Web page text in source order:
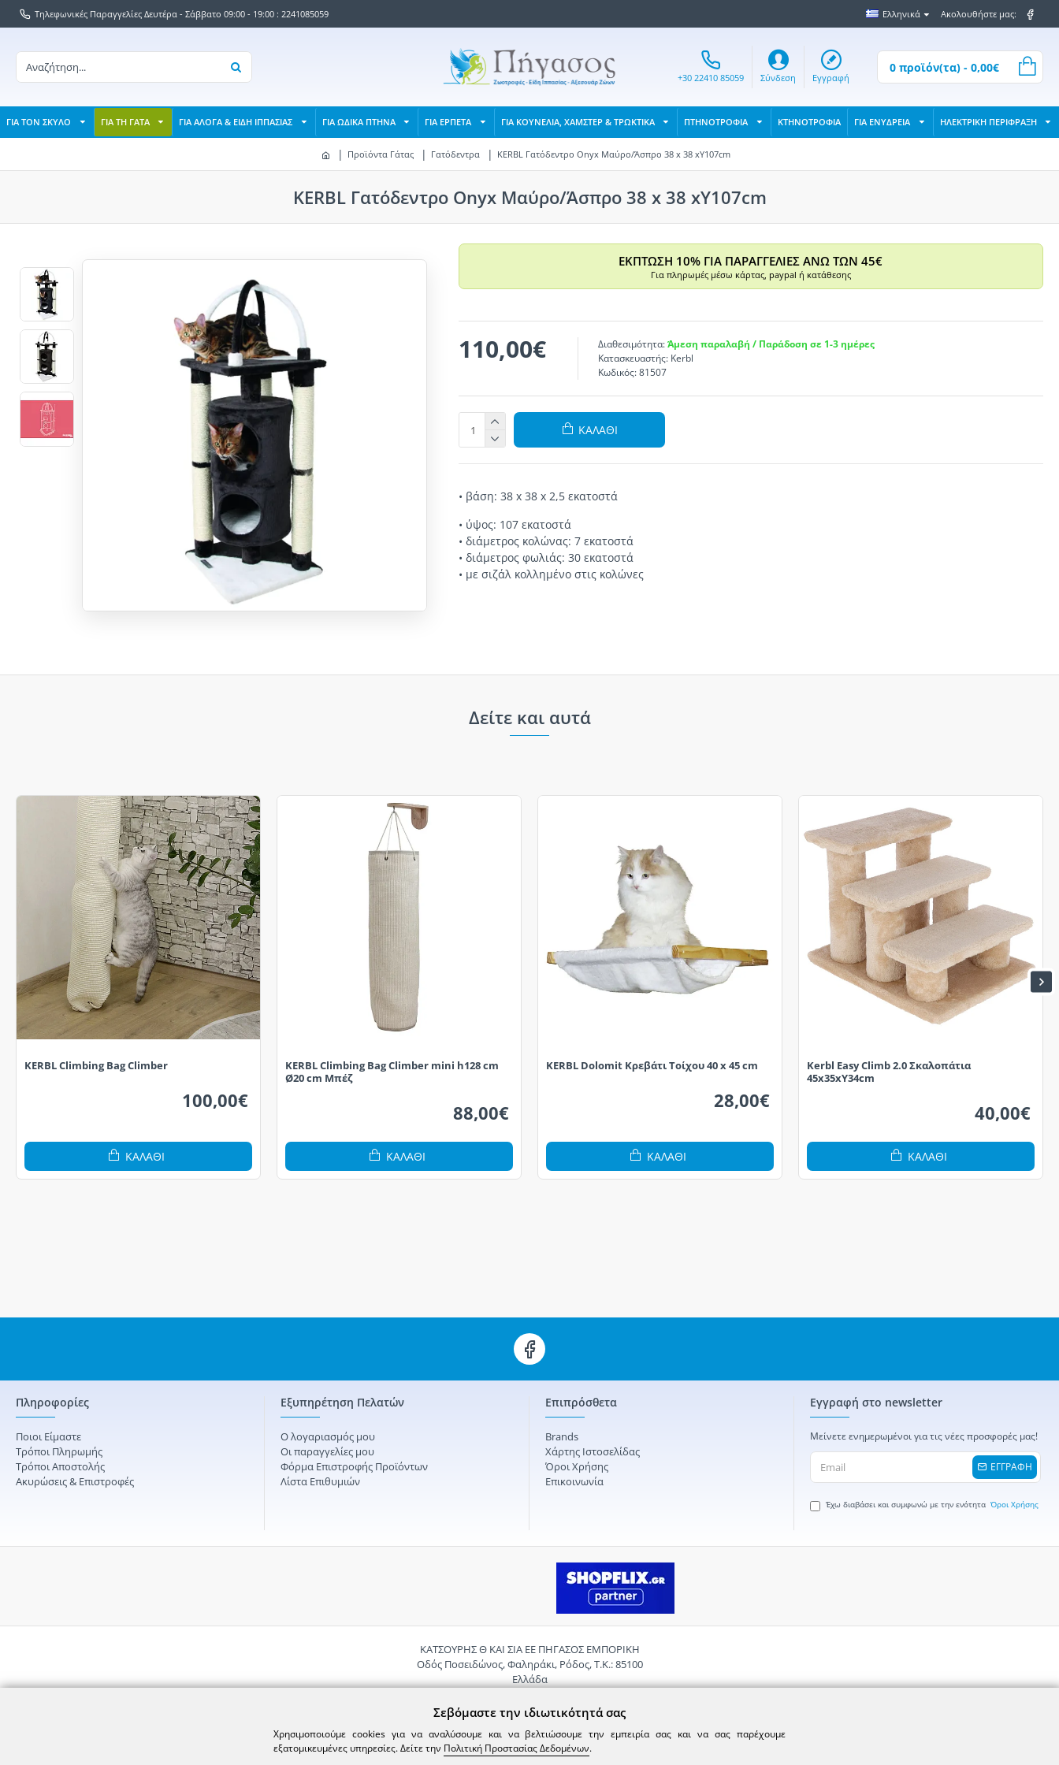
Τηλεφωνικές Παραγγελίες Δευτέρα - Σάββατο 09:00 - 19:00 : 2241085059 Ελληνικά Ακολουθήστε μας:
+30 22410 85059 Σύνδεση Εγγραφή
0 προϊόν(τα) - 0,00€
ΓΙΑ ΤΟΝ ΣΚΥΛΟ ΓΙΑ ΤΗ ΓΑΤΑ ΓΙΑ ΑΛΟΓΑ & ΕΙΔΗ ΙΠΠΑΣΙΑΣ ΓΙΑ ΩΔΙΚΑ ΠΤΗΝΑ ΓΙΑ ΕΡΠΕΤΑ ΓΙΑ ΚΟΥΝΕΛΙΑ, ΧΑΜΣΤΕΡ & ΤΡΩΚΤΙΚΑ ΠΤΗΝΟΤΡΟΦΙΑ ΚΤΗΝΟΤΡΟΦΙΑ ΓΙΑ ΕΝΥΔΡΕΙΑ ΗΛΕΚΤΡΙΚΗ ΠΕΡΙΦΡΑΞΗ
Προϊόντα Γάτας Γατόδεντρα KERBL Γατόδεντρο Onyx Μαύρο/Άσπρο 38 x 38 xY107cm
KERBL Γατόδεντρο Onyx Μαύρο/Άσπρο 38 x 38 xY107cm
ΕΚΠΤΩΣΗ 10% ΓΙΑ ΠΑΡΑΓΓΕΛΙΕΣ ΑΝΩ ΤΩΝ 45€
Για πληρωμές μέσω κάρτας, paypal ή κατάθεσης
110,00€ Διαθεσιμότητα: Άμεση παραλαβή / Παράδοση σε 1-3 ημέρες
Κατασκευαστής: Kerbl
Κωδικός: 81507
ΚΑΛΆΘΙ
• βάση: 38 x 38 x 2,5 εκατοστά
• ύψος: 107 εκατοστά
• διάμετρος κολώνας: 7 εκατοστά
• διάμετρος φωλιάς: 30 εκατοστά
• με σιζάλ κολλημένο στις κολώνες
Δείτε και αυτά
KERBL Climbing Bag Climber
100,00€
ΚΑΛΆΘΙ
KERBL Climbing Bag Climber mini h128 cm
Ø20 cm Μπέζ
88,00€
ΚΑΛΆΘΙ
KERBL Dolomit Κρεβάτι Τοίχου 40 x 45 cm
28,00€
ΚΑΛΆΘΙ
Kerbl Easy Climb 2.0 Σκαλοπάτια
45x35xY34cm
40,00€
ΚΑΛΆΘΙ
Πληροφορίες
Ποιοι Είμαστε
Τρόποι Πληρωμής
Τρόποι Αποστολής
Ακυρώσεις & Επιστροφές
Εξυπηρέτηση Πελατών
Ο λογαριασμός μου
Οι παραγγελίες μου
Φόρμα Επιστροφής Προϊόντων
Λίστα Επιθυμιών
Επιπρόσθετα
Brands
Χάρτης Ιστοσελίδας
Όροι Χρήσης
Επικοινωνία
Εγγραφή στο newsletter
Μείνετε ενημερωμένοι για τις νέες προσφορές μας!
ΕΓΓΡΑΦΗ
Έχω διαβάσει και συμφωνώ με την ενότητα Όροι Χρήσης
ΚΑΤΣΟΥΡΗΣ Θ ΚΑΙ ΣΙΑ ΕΕ ΠΗΓΑΣΟΣ ΕΜΠΟΡΙΚΗ
Οδός Ποσειδώνος, Φαληράκι, Ρόδος, Τ.Κ.: 85100
Ελλάδα
Email:pigasosemporiki@gmail.com
Σεβόμαστε την ιδιωτικότητά σας
Χρησιμοποιούμε cookies για να αναλύσουμε και να βελτιώσουμε την εμπειρία σας και να σας παρέχουμε
εξατομικευμένες υπηρεσίες. Δείτε την Πολιτική Προστασίας Δεδομένων.